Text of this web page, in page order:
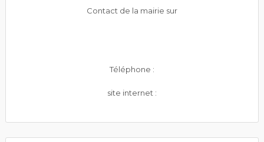
Contact de la mairie sur
Téléphone :
site internet :